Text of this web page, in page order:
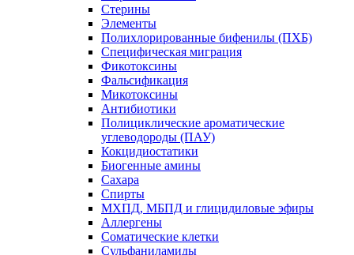
Стерины
Элементы
Полихлорированные бифенилы (ПХБ)
Специфическая миграция
Фикотоксины
Фальсификация
Микотоксины
Антибиотики
Полициклические ароматические
углеводороды (ПАУ)
Кокцидиостатики
Биогенные амины
Сахара
Спирты
МХПД, МБПД и глицидиловые эфиры
Аллергены
Соматические клетки
Сульфаниламиды